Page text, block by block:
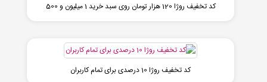
کد تخفیف روژا 120 هزار تومان روی سبد خرید 1 میلیون و 500
کد تخفیف روژا 10 درصدی برای تمام کاربران